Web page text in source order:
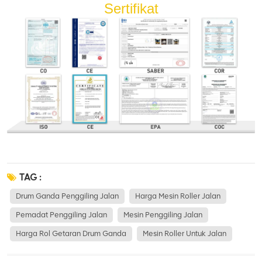
Sertifikat
TAG :
Drum Ganda Penggiling Jalan Harga Mesin Roller Jalan
Pemadat Penggiling Jalan Mesin Penggiling Jalan
Harga Rol Getaran Drum Ganda Mesin Roller Untuk Jalan